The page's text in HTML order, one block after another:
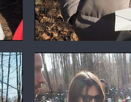
Александр Талюкин